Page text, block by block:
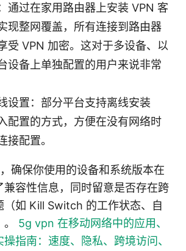
通过在家用路由器上安装 VPN 客
现整网覆盖，所有连接到路由器
受 VPN 加密。这对于多设备、以
设备上单独配置的用户来说非常
设置：部分平台支持离线安装
配置的方式，方便在没有网络时
接配置。
确保你使用的设备和系统版本在
兼容性信息，同时留意是否存在跨
（如 Kill Switch 的工作状态、自
5g vpn 在移动网络中的应用、
指南：速度、隐私、跨境访问、